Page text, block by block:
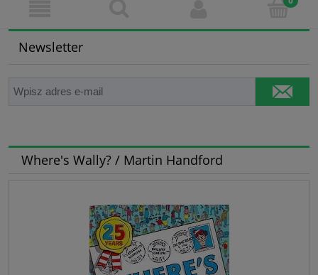
Newsletter
Where's Wally? / Martin Handford